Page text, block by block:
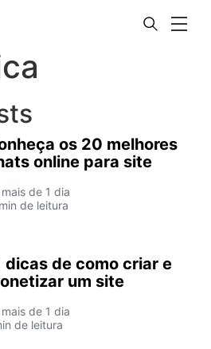
os 20 melhores
online para site
de 1 dia
de leitura
dicas de como criar e
um site
de 1 dia
de leitura